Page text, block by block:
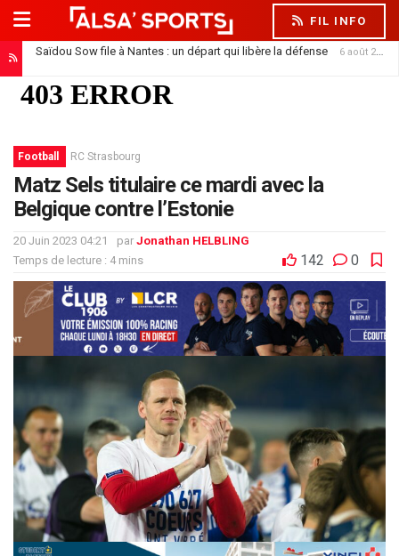
FIL INFO
Saïdou Sow file à Nantes : un départ qui libère la défense 6 août 2026
Football RC Strasbourg
Matz Sels titulaire ce mardi avec la
Belgique contre l’Estonie
20 Juin 2023 04:21 par Jonathan HELBLING
Temps de lecture : 4 mins
142 0